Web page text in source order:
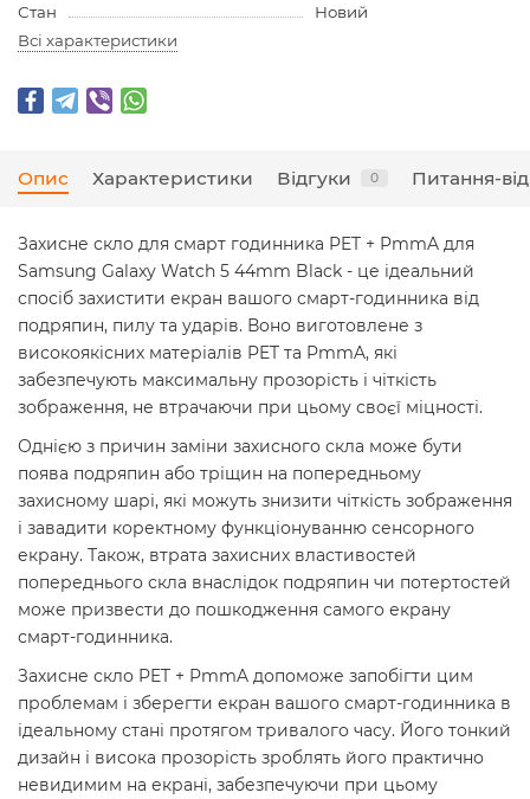
Стан
Новий
Всі характеристики
Опис Характеристики Відгуки 0 Питання-
Захисне скло для смарт годинника PET + PmmA для
Samsung Galaxy Watch 5 44mm Black - це ідеальний
спосіб захистити екран вашого смарт-годинника від
подряпин, пилу та ударів. Воно виготовлене з
високоякісних матеріалів PET та PmmA, які
забезпечують максимальну прозорість і чіткість
зображення, не втрачаючи при цьому своєї міцності.
Однією з причин заміни захисного скла може бути
поява подряпин або тріщин на попередньому
захисному шарі, які можуть знизити чіткість зображення
і завадити коректному функціонуванню сенсорного
екрану. Також, втрата захисних властивостей
попереднього скла внаслідок подряпин чи потертостей
може призвести до пошкодження самого екрану
смарт-годинника.
Захисне скло PET + PmmA допоможе запобігти цим
проблемам і зберегти екран вашого смарт-годинника в
ідеальному стані протягом тривалого часу. Його тонкий
дизайн і висока прозорість зроблять його практично
невидимим на екрані, забезпечуючи при цьому